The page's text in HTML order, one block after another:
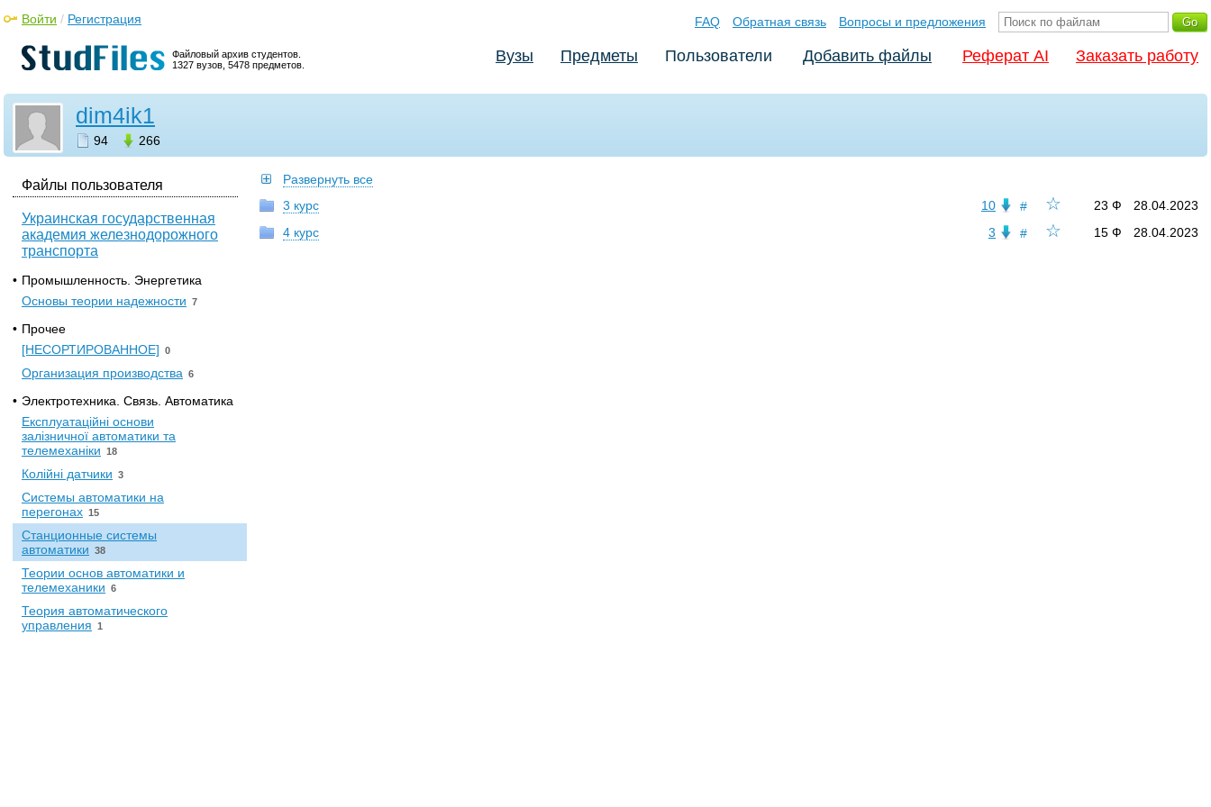
Файловый архив студентов.
1327 вузов, 5478 предметов.
Войти / Регистрация FAQ Обратная связь Вопросы и предложения
Вузы Предметы Пользователи Добавить файлы Реферат AI Заказать работу
dim4ik1
94 266
Файлы пользователя
Украинская государственная
академия железнодорожного
транспорта
• Промышленность. Энергетика
Основы теории надежности 7
• Прочее
[НЕСОРТИРОВАННОЕ] 0
Организация производства 6
• Электротехника. Связь. Автоматика
Експлуатаційні основи
залізничної автоматики та
телемеханіки 18
Колійні датчики 3
Системы автоматики на
перегонах 15
Станционные системы
автоматики 38
Теории основ автоматики и
телемеханики 6
Теория автоматического
управления 1
Развернуть все
☆
# 28.04.2023
23 Ф
10
3 курс
☆
# 28.04.2023
15 Ф
3
4 курс